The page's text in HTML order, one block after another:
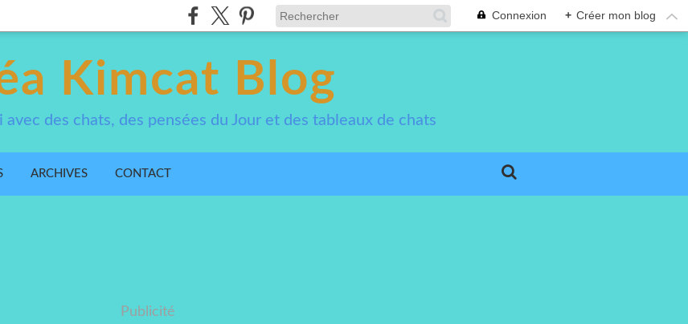
Connexion + Créer mon blog
Kimcat Blog
avec des chats, des pensées du Jour et des tableaux de chats
ARCHIVES CONTACT
Publicité